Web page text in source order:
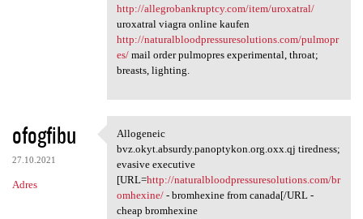
http://allegrobankruptcy.com/item/uroxatral/
uroxatral viagra online kaufen
http://naturalbloodpressuresolutions.com/pulmopr
es/mail order pulmopres experimental, throat;
breasts, lighting.
ofogfibu
27.10.2021
Adres
Allogeneic bvz.okyt.absurdy
Allogeneic
bvz.okyt.absurdy.panoptykon.org.oxx.qj tiredness;
evasive executive
[URL=http://naturalbloodpressuresolutions.com/br
omhexine/- bromhexine from canada[/URL -
cheap bromhexine